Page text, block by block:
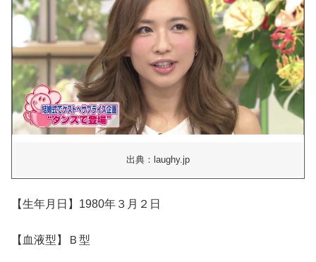
出典：laughy.jp
【生年月日】1980年３月２日
【血液型】Ｂ型